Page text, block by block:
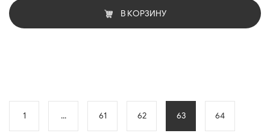
В КОРЗИНУ
1 ... 61 62 63 64